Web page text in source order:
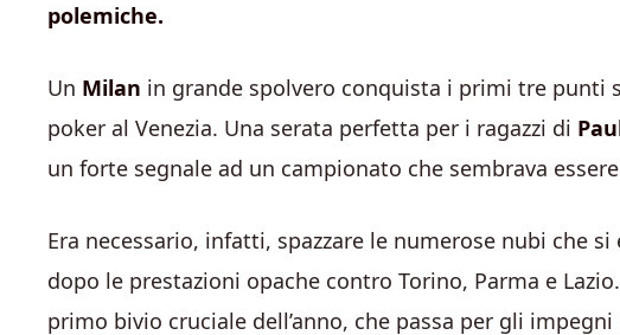
polemiche.
Un Milan in grande spolvero conquista i primi tre punti
poker al Venezia. Una serata perfetta per i ragazzi di
un forte segnale ad un campionato che sembrava
Era necessario, infatti, spazzare le numerose nubi che
dopo le prestazioni opache contro Torino, Parma e
primo bivio cruciale dell’anno, che passa per gli